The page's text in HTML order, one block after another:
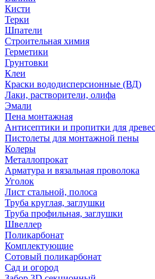
Кисти
Терки
Шпатели
Строительная химия
Герметики
Грунтовки
Клеи
Краски вододисперсионные (ВД)
Лаки, растворители, олифа
Эмали
Пена монтажная
Антисептики и пропитки для
Пистолеты для монтажной пены
Колеры
Металлопрокат
Арматура и вязальная проволока
Уголок
Лист стальной, полоса
Труба круглая, заглушки
Труба профильная, заглушки
Швеллер
Поликарбонат
Комплектующие
Сотовый поликарбонат
Сад и огород